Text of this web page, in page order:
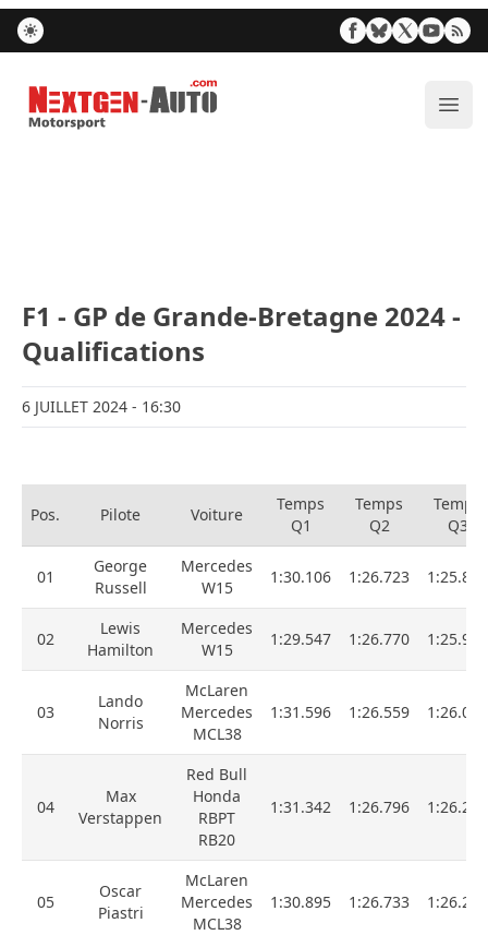
Nextgen-Auto.com
F1 - GP de Grande-Bretagne 2024 -
Qualifications
6 JUILLET 2024 - 16:30
Pos. Pilote Voiture
Temps
Q1
Temps
Q2
Temps
Q3
01
George
Russell
Mercedes
W15
1:30.106 1:26.723 1:25.819
02
Lewis
Hamilton
Mercedes
W15
1:29.547 1:26.770 1:25.990
03
Lando
Norris
McLaren
Mercedes
MCL38
1:31.596 1:26.559 1:26.030
04
Max
Verstappen
Red Bull
Honda
RBPT
RB20
1:31.342 1:26.796 1:26.203
05
Oscar
Piastri
McLaren
Mercedes
MCL38
1:30.895 1:26.733 1:26.237